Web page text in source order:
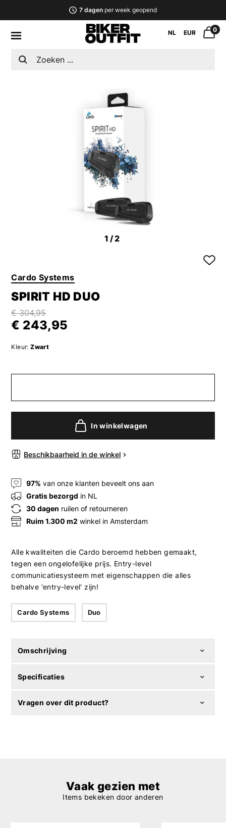
7 dagenper week geopend
NL EUR 0
1/2
Cardo Systems
SPIRIT HD DUO
€ 304,95
€ 243,95
Kleur: Zwart
In winkelwagen
Beschikbaarheid in de winkel
97% van onze klanten beveelt ons aan
Gratis bezorgd in NL
30 dagen ruilen of retourneren
Ruim 1.300 m2 winkel in Amsterdam
Alle kwaliteiten die Cardo beroemd hebben gemaakt,
tegen een ongelofelijke prijs. Entry-level
communicatiesysteem met eigenschappen die alles
behalve 'entry-level' zijn!
Cardo Systems Duo
Omschrijving
Specificaties
Vragen over dit product?
Vaak gezien met
Items bekeken door anderen